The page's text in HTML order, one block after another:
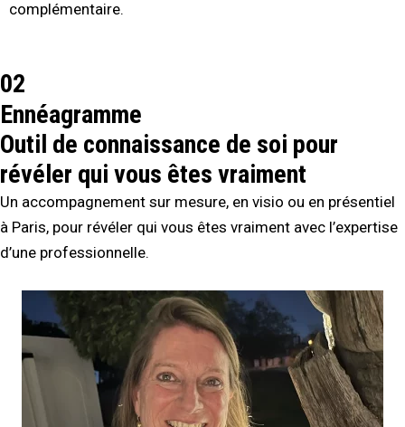
complémentaire.
02
Ennéagramme
Outil de connaissance de soi pour
révéler qui vous êtes vraiment
Un accompagnement sur mesure, en visio ou en présentiel
à Paris, pour révéler qui vous êtes vraiment avec l’expertise
d’une professionnelle.